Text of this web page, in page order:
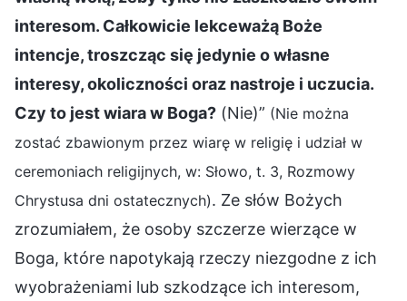
interesom. Całkowicie lekceważą Boże
intencje, troszcząc się jedynie o własne
interesy, okoliczności oraz nastroje i uczucia.
Czy to jest wiara w Boga? (Nie)” (Nie można
zostać zbawionym przez wiarę w religię i udział w
ceremoniach religijnych, w: Słowo, t. 3, Rozmowy
Chrystusa dni ostatecznych). Ze słów Bożych
zrozumiałem, że osoby szczerze wierzące w
Boga, które napotykają rzeczy niezgodne z ich
wyobrażeniami lub szkodzące ich interesom,